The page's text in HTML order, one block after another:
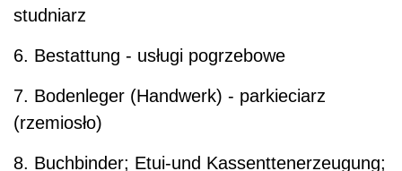
studniarz
6. Bestattung - usługi pogrzebowe
7. Bodenleger (Handwerk) - parkieciarz
(rzemiosło)
8. Buchbinder; Etui-und Kassenttenerzeugung;